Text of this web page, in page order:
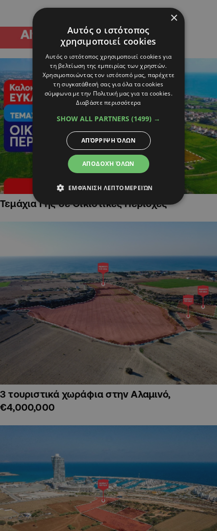
Τεμάχια Γης σε Οικιστικές Περιοχές
3 τουριστικά χωράφια στην Αλαμινό,
€4,000,000
×
Αυτός ο ιστότοπος
χρησιμοποιεί cookies
Αυτός ο ιστότοπος χρησιμοποιεί cookies για
τη βελτίωση της εμπειρίας των χρηστών.
Χρησιμοποιώντας τον ιστότοπό μας, παρέχετε
τη συγκατάθεσή σας για όλα τα cookies
σύμφωνα με την Πολιτική μας για τα cookies.
Διαβάστε περισσότερα
SHOW ALL PARTNERS (1499) →
ΑΠΟΔΟΧΉ ΌΛΩΝ
ΑΠΌΡΡΙΨΗ ΌΛΩΝ
ΕΜΦΆΝΙΣΗ ΛΕΠΤΟΜΕΡΕΙΏΝ